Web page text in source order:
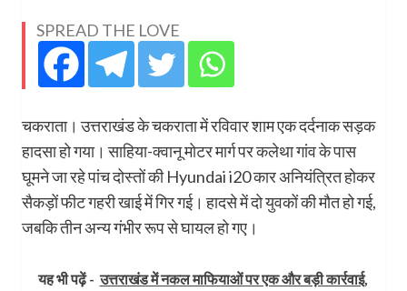
SPREAD THE LOVE
चकराता। उत्तराखंड के चकराता में रविवार शाम एक दर्दनाक सड़क
हादसा हो गया। साहिया-क्वानू मोटर मार्ग पर कलेथा गांव के पास
घूमने जा रहे पांच दोस्तों की Hyundai i20 कार अनियंत्रित होकर
सैकड़ों फीट गहरी खाई में गिर गई। हादसे में दो युवकों की मौत हो गई,
जबकि तीन अन्य गंभीर रूप से घायल हो गए।
यह भी पढ़ें - उत्तराखंड में नकल माफियाओं पर एक और बड़ी कार्रवाई,